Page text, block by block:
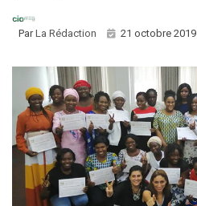
ParLa Rédaction 21 octobre 2019